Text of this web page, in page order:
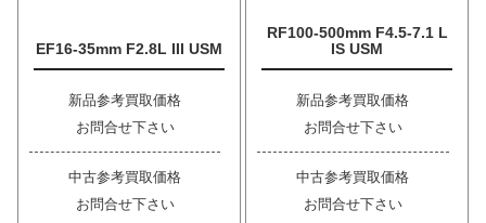
EF16-35mm F2.8L III USM
新品参考買取価格
お問合せ下さい
中古参考買取価格
お問合せ下さい
RF100-500mm F4.5-7.1 L
IS USM
新品参考買取価格
お問合せ下さい
中古参考買取価格
お問合せ下さい